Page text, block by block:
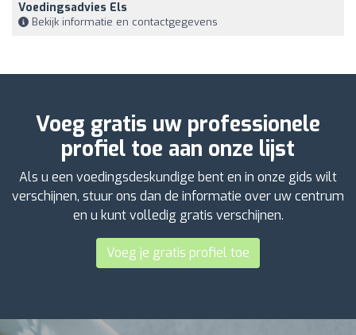
Voedingsadvies Els
Bekijk informatie en contactgegevens
Voeg gratis uw professionele
profiel toe aan onze lijst
Als u een voedingsdeskundige bent en in onze gids wilt
verschijnen, stuur ons dan de informatie over uw centrum
en u kunt volledig gratis verschijnen.
Voeg je gratis profiel toe